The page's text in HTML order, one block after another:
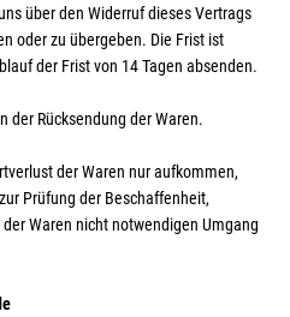
über den Widerruf dieses Vertrags
oder zu übergeben. Die Frist ist
der Frist von 14 Tagen absenden.
der Rücksendung der Waren.
der Waren nur aufkommen,
Prüfung der Beschaffenheit,
Waren nicht notwendigen Umgang